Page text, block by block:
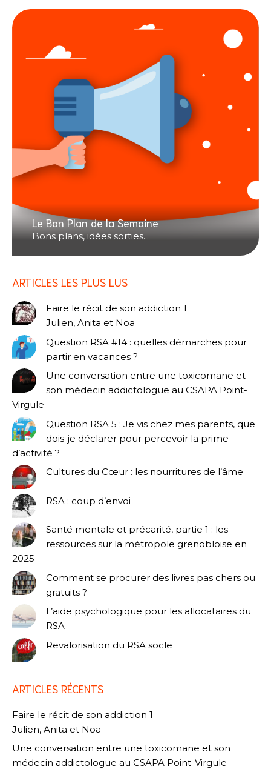
Le Bon Plan de la Semaine
Bons plans, idées sorties...
ARTICLES LES PLUS LUS
Faire le récit de son addiction 1
Julien, Anita et Noa
Question RSA #14 : quelles démarches pour
partir en vacances ?
Une conversation entre une toxicomane et
son médecin addictologue au CSAPA Point-
Virgule
Question RSA 5 : Je vis chez mes parents, que
dois-je déclarer pour percevoir la prime
d’activité ?
Cultures du Cœur : les nourritures de l’âme
RSA : coup d’envoi
Santé mentale et précarité, partie 1 : les
ressources sur la métropole grenobloise en
2025
Comment se procurer des livres pas chers ou
gratuits ?
L’aide psychologique pour les allocataires du
RSA
Revalorisation du RSA socle
ARTICLES RÉCENTS
Faire le récit de son addiction 1
Julien, Anita et Noa
Une conversation entre une toxicomane et son
médecin addictologue au CSAPA Point-Virgule